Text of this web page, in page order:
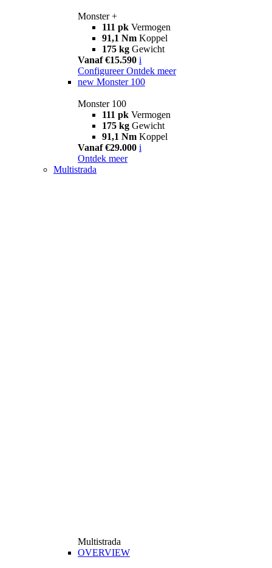
Monster +
111 pk Vermogen
91,1 Nm Koppel
175 kg Gewicht
Vanaf €15.590 i
Configureer Ontdek meer
new Monster 100
Monster 100
111 pk Vermogen
175 kg Gewicht
91,1 Nm Koppel
Vanaf €29.000 i
Ontdek meer
Multistrada
Multistrada
OVERVIEW